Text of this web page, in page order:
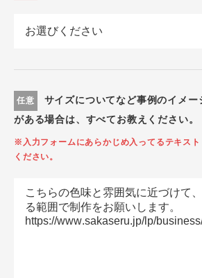
任意
サイズについてなど事例のイメー
がある場合は、すべてお教えください。
※入力フォームにあらかじめ入ってるテキス
ください。